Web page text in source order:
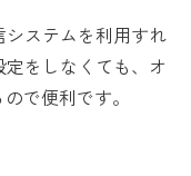
ステムを利用すれ
をしなくても、オ
で便利です。